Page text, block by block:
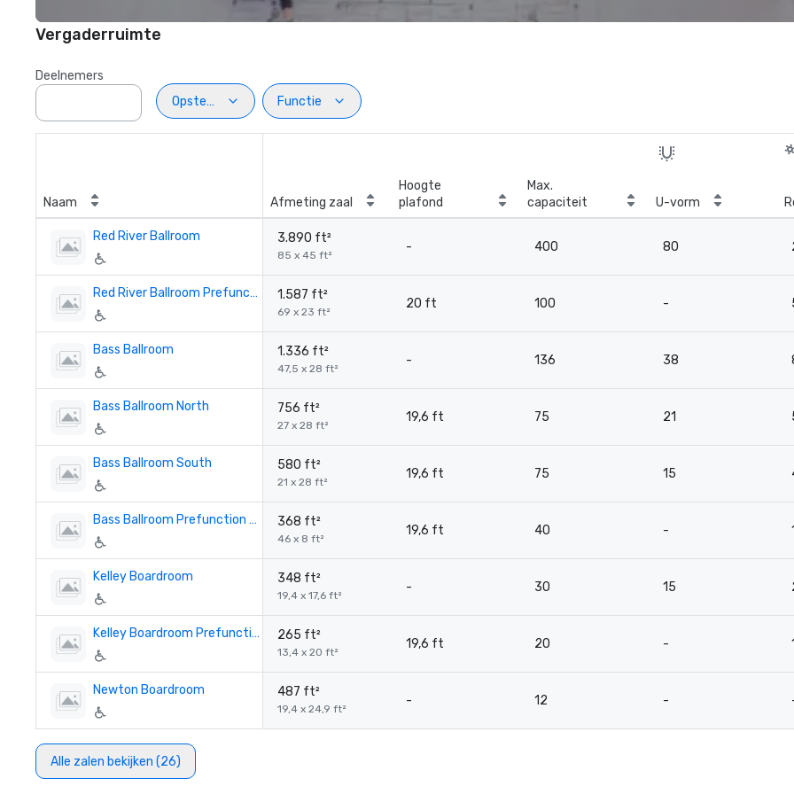
Vergaderruimte
Deelnemers
Opstelling
Functie
Naam Afmeting zaal
Hoogte
plafond
Max.
capaciteit
U-vorm
Red River Ballroom 3.890 ft²
85 x 45 ft²
- 400 80
Red River Ballroom Prefunction 1.587 ft²
69 x 23 ft²
20 ft 100 -
Bass Ballroom 1.336 ft²
47,5 x 28 ft²
- 136 38
Bass Ballroom North 756 ft²
27 x 28 ft²
19,6 ft 75 21
Bass Ballroom South 580 ft²
21 x 28 ft²
19,6 ft 75 15
Bass Ballroom Prefunction Space 368 ft²
46 x 8 ft²
19,6 ft 40 -
Kelley Boardroom 348 ft²
19,4 x 17,6 ft²
- 30 15
Kelley Boardroom Prefunction 265 ft²
13,4 x 20 ft²
19,6 ft 20 -
Newton Boardroom 487 ft²
19,4 x 24,9 ft²
- 12 -
Alle zalen bekijken (26)